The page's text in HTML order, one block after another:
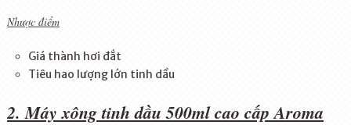
Nhược điểm
Giá thành hơi đắt
Tiêu hao lượng lớn tinh dầu
2. Máy xông tinh dầu 500ml cao cấp Aroma